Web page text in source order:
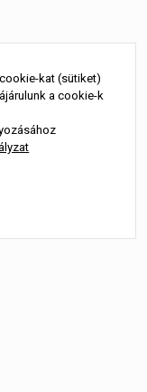
kat (sütiket)
a cookie-k